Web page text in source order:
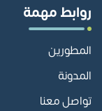
روابط مهمة
المطورين
المدونة
تواصل معنا